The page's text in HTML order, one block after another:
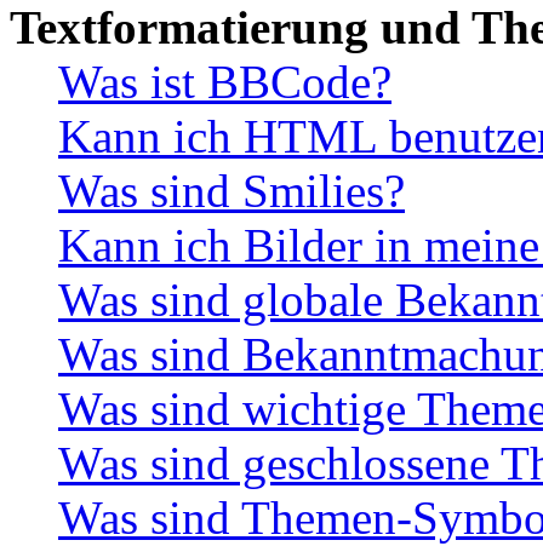
Textformatierung und
Was ist BBCode?
Kann ich HTML
Was sind Smilies?
Kann ich Bilder in
Was sind globale
Was sind
Was sind wichtige
Was sind geschlossene
Was sind Themen-